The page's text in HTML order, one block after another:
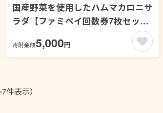
国産野菜を使用したハムマカロニサ
ラダ【ファミペイ回数券7枚セッ
寄附金額5,000円
7件表示）